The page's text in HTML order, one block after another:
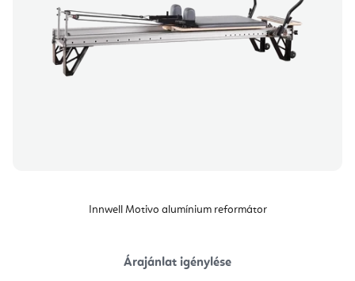
Innwell Motivo alumínium reformátor
Árajánlat igénylése